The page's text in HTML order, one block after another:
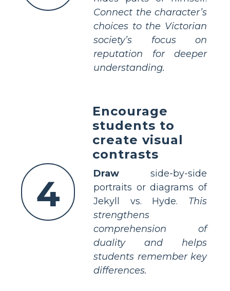
Connect the character’s
choices to the Victorian
society’s focus on
reputation for deeper
understanding.
4
Encourage
students to
create visual
contrasts
Draw side-by-side
portraits or diagrams of
Jekyll vs. Hyde. This
strengthens
comprehension of
duality and helps
students remember key
differences.